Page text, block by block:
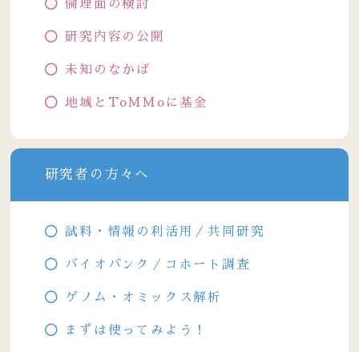
研究者の方々へ
試料・情報の利活用／共同研究
バイオバンク／コホート調査
ゲノム・オミックス解析
まずは使ってみよう！
倫理面の検討
研究内容の公開
未知のなかば
地域とToMMoに基金